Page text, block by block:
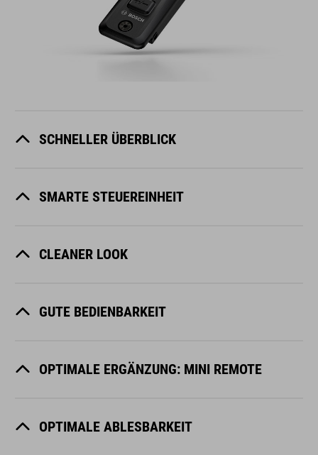
SCHNELLER ÜBERBLICK
SMARTE STEUEREINHEIT
CLEANER LOOK
GUTE BEDIENBARKEIT
OPTIMALE ERGÄNZUNG: MINI REMOTE
OPTIMALE ABLESBARKEIT